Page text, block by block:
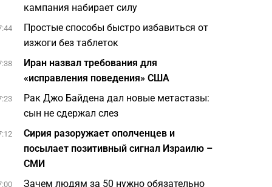
кампания набирает силу
Простые способы быстро избавиться от
изжоги без таблеток
Иран назвал требования для
«исправления поведения» США
Рак Джо Байдена дал новые метастазы:
сын не сдержал слез
Сирия разоружает ополченцев и
посылает позитивный сигнал Израилю –
СМИ
Зачем людям за 50 нужно обязательно